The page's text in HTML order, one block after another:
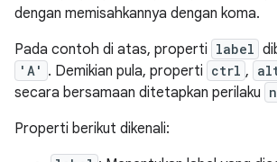
dengan memisahkannya dengan koma.
Pada contoh di atas, properti label
'A' . Demikian pula, properti ctrl ,
secara bersamaan ditetapkan perilaku
Properti berikut dikenali: